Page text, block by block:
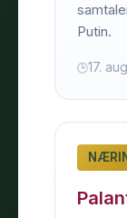
Putin.
17.